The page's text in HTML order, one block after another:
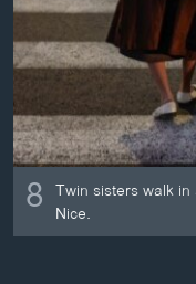
8 Twin sisters walk
Nice.